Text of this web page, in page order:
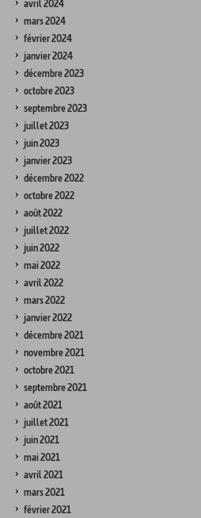
avril 2024
mars 2024
février 2024
janvier 2024
décembre 2023
octobre 2023
septembre 2023
juillet 2023
juin 2023
janvier 2023
décembre 2022
octobre 2022
août 2022
juillet 2022
juin 2022
mai 2022
avril 2022
mars 2022
janvier 2022
décembre 2021
novembre 2021
octobre 2021
septembre 2021
août 2021
juillet 2021
juin 2021
mai 2021
avril 2021
mars 2021
février 2021